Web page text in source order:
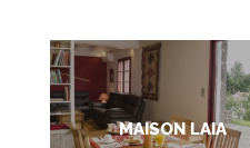
MAISON LAIA